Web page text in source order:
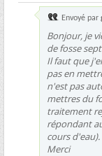
Envoyé par
Bonjour, je
de fosse
Il faut que
pas en
n'est pas
mettres du
traitement
répondant
cours d'eau).
Merci